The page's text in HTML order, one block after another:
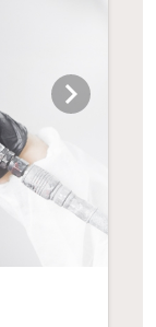
chevron_right